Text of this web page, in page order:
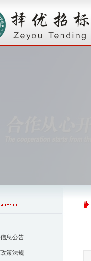
信息公告
政策法规